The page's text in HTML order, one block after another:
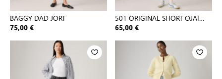
BAGGY DAD JORT
75,00 €
501 ORIGINAL SHORT OJAI
LUXOR
65,00 €